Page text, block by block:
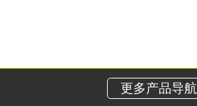
更多产品导航